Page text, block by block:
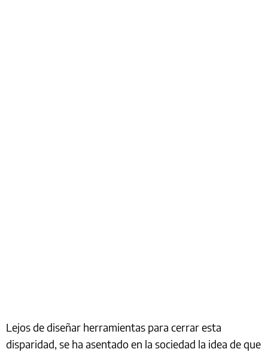
Lejos de diseñar herramientas para cerrar esta
disparidad, se ha asentado en la sociedad la idea de que